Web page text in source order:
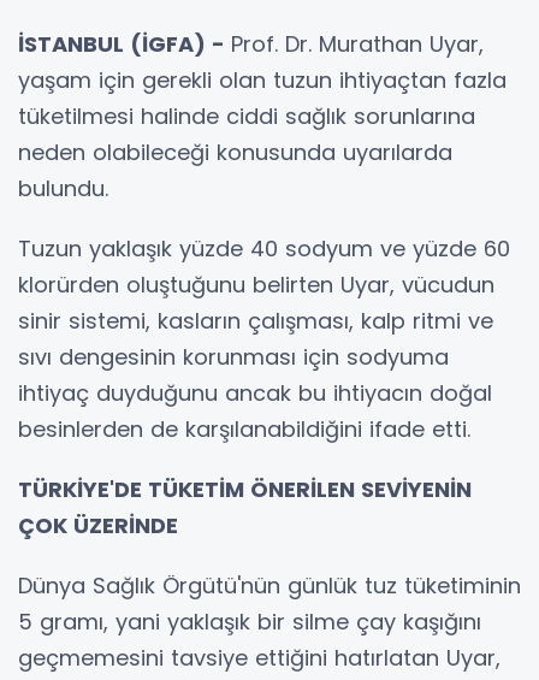
İSTANBUL (İGFA) - Prof. Dr. Murathan Uyar,
yaşam için gerekli olan tuzun ihtiyaçtan fazla
tüketilmesi halinde ciddi sağlık sorunlarına
neden olabileceği konusunda uyarılarda
bulundu.
Tuzun yaklaşık yüzde 40 sodyum ve yüzde 60
klorürden oluştuğunu belirten Uyar, vücudun
sinir sistemi, kasların çalışması, kalp ritmi ve
sıvı dengesinin korunması için sodyuma
ihtiyaç duyduğunu ancak bu ihtiyacın doğal
besinlerden de karşılanabildiğini ifade etti.
TÜRKİYE'DE TÜKETİM ÖNERİLEN SEVİYENİN
ÇOK ÜZERİNDE
Dünya Sağlık Örgütü'nün günlük tuz tüketiminin
5 gramı, yani yaklaşık bir silme çay kaşığını
geçmemesini tavsiye ettiğini hatırlatan Uyar,